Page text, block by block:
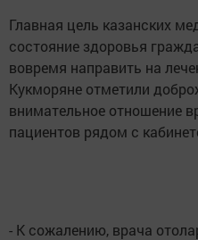
Главная цель казанских
состояние здоровья
вовремя направить на
Кукморяне отметили
внимательное отношение
пациентов рядом с
- К сожалению, врача